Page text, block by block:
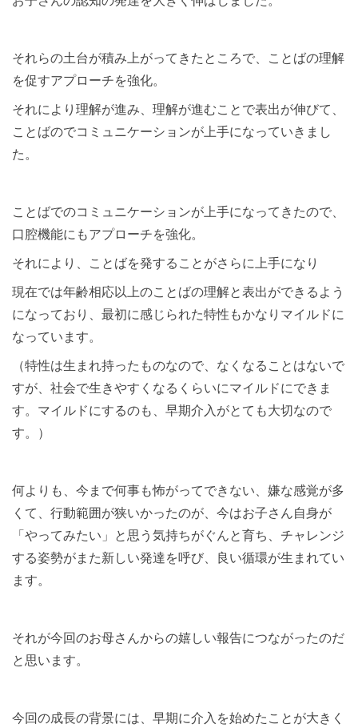
それらの土台が積み上がってきたところで、ことばの理解
を促すアプローチを強化。
それにより理解が進み、理解が進むことで表出が伸びて、
ことばのでコミュニケーションが上手になっていきまし
た。
ことばでのコミュニケーションが上手になってきたので、
口腔機能にもアプローチを強化。
それにより、ことばを発することがさらに上手になり
現在では年齢相応以上のことばの理解と表出ができるよう
になっており、最初に感じられた特性もかなりマイルドに
なっています。
（特性は生まれ持ったものなので、なくなることはないで
すが、社会で生きやすくなるくらいにマイルドにできま
す。マイルドにするのも、早期介入がとても大切なので
す。）
何よりも、今まで何事も怖がってできない、嫌な感覚が多
くて、行動範囲が狭いかったのが、今はお子さん自身が
「やってみたい」と思う気持ちがぐんと育ち、チャレンジ
する姿勢がまた新しい発達を呼び、良い循環が生まれてい
ます。
それが今回のお母さんからの嬉しい報告につながったのだ
と思います。
今回の成長の背景には、早期に介入を始めたことが大きく